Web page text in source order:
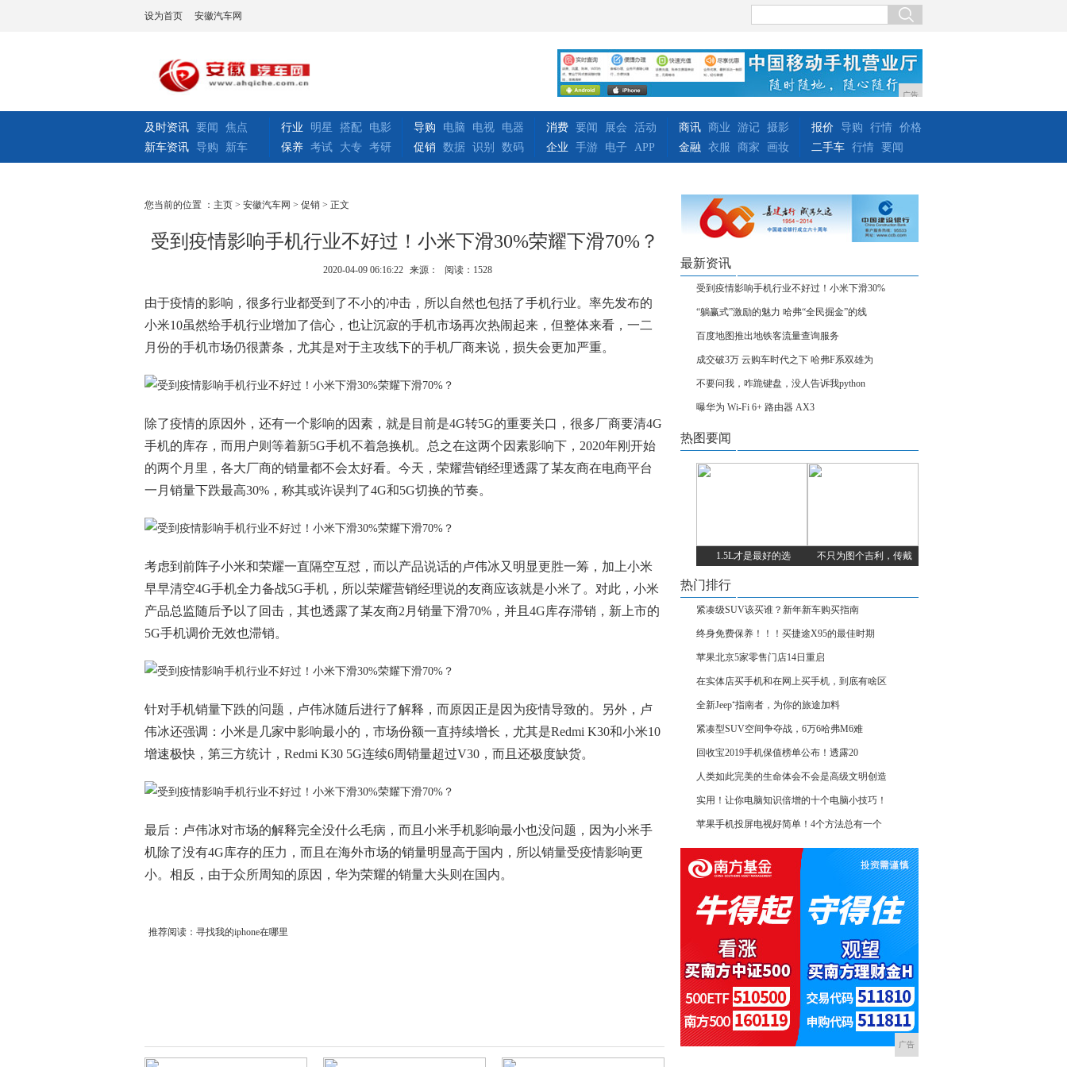
设为首页 安徽汽车网
广告
及时资讯 要闻
焦点
新车资讯 导购 新车
行业 明星 搭配
电影
保养 考试 大专 考研
导购 电脑 电视
电器
促销
数据 识别 数码
消费 要闻 展会
活动
企业
手游 电子 APP
商讯 商业 游记 摄影
金融
衣服 商家 画妆
报价 导购 行情 价格
二手车 行情 要闻
您当前的位置 ： 主页 > 安徽汽车网 > 促销 > 正文
受到疫情影响手机行业不好过！小米下滑30%荣耀下滑70%？
2020-04-09 06:16:22 来源： 阅读：1528
由于疫情的影响，很多行业都受到了不小的冲击，所以自然也包括了手机行业。率先发布的
小米10虽然给手机行业增加了信心，也让沉寂的手机市场再次热闹起来，但整体来看，一二
月份的手机市场仍很萧条，尤其是对于主攻线下的手机厂商来说，损失会更加严重。
除了疫情的原因外，还有一个影响的因素，就是目前是4G转5G的重要关口，很多厂商要清4G
手机的库存，而用户则等着新5G手机不着急换机。总之在这两个因素影响下，2020年刚开始
的两个月里，各大厂商的销量都不会太好看。今天，荣耀营销经理透露了某友商在电商平台
一月销量下跌最高30%，称其或许误判了4G和5G切换的节奏。
考虑到前阵子小米和荣耀一直隔空互怼，而以产品说话的卢伟冰又明显更胜一筹，加上小米
早早清空4G手机全力备战5G手机，所以荣耀营销经理说的友商应该就是小米了。对此，小米
产品总监随后予以了回击，其也透露了某友商2月销量下滑70%，并且4G库存滞销，新上市的
5G手机调价无效也滞销。
针对手机销量下跌的问题，卢伟冰随后进行了解释，而原因正是因为疫情导致的。另外，卢
伟冰还强调：小米是几家中影响最小的，市场份额一直持续增长，尤其是Redmi K30和小米10
增速极快，第三方统计，Redmi K30 5G连续6周销量超过V30，而且还极度缺货。
最后：卢伟冰对市场的解释完全没什么毛病，而且小米手机影响最小也没问题，因为小米手
机除了没有4G库存的压力，而且在海外市场的销量明显高于国内，所以销量受疫情影响更
小。相反，由于众所周知的原因，华为荣耀的销量大头则在国内。
推荐阅读： 寻找我的iphone在哪里
最新资讯
受到疫情影响手机行业不好过！小米下滑30%
“躺赢式”激励的魅力 哈弗“全民掘金”的线
百度地图推出地铁客流量查询服务
成交破3万 云购车时代之下 哈弗F系双雄为
不要问我，咋跪键盘，没人告诉我python
曝华为 Wi-Fi 6+ 路由器 AX3
热图要闻
1.5L才是最好的选 不只为图个吉利，传戴
热门排行
紧凑级SUV该买谁？新年新车购买指南
终身免费保养！！！买捷途X95的最佳时期
苹果北京5家零售门店14日重启
在实体店买手机和在网上买手机，到底有啥区
全新Jeep⁺指南者，为你的旅途加料
紧凑型SUV空间争夺战，6万6哈弗M6难
回收宝2019手机保值榜单公布！透露20
人类如此完美的生命体会不会是高级文明创造
实用！让你电脑知识倍增的十个电脑小技巧！
苹果手机投屏电视好简单！4个方法总有一个
广告